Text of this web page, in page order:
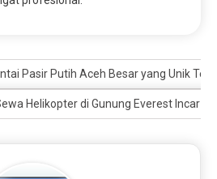
Pasir Putih Aceh Besar yang Unik
Helikopter di Gunung Everest Incar